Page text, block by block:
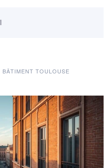
BÂTIMENT TOULOUSE